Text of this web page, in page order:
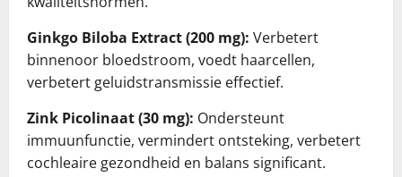
Ginkgo Biloba Extract (200 mg): Verbetert
binnenoor bloedstroom, voedt haarcellen,
verbetert geluidstransmissie effectief.
Zink Picolinaat (30 mg): Ondersteunt
immuunfunctie, vermindert ontsteking, verbetert
cochleaire gezondheid en balans significant.